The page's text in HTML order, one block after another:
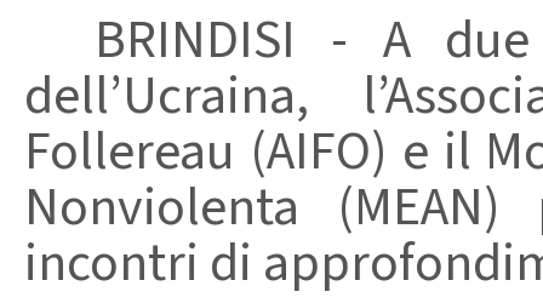
BRINDISI - A due
dell’Ucraina,
Follereau (AIFO) e il
Nonviolenta
incontri di